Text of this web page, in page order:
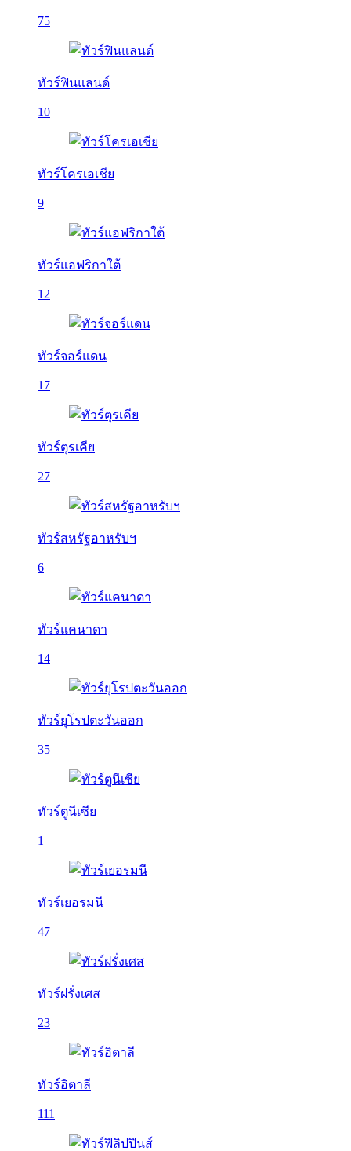
75
ทัวร์ฟินแลนด์
10
ทัวร์โครเอเชีย
9
ทัวร์แอฟริกาใต้
12
ทัวร์จอร์แดน
17
ทัวร์ตุรเคีย
27
ทัวร์สหรัฐอาหรับฯ
6
ทัวร์แคนาดา
14
ทัวร์ยุโรปตะวันออก
35
ทัวร์ตูนีเซีย
1
ทัวร์เยอรมนี
47
ทัวร์ฝรั่งเศส
23
ทัวร์อิตาลี
111